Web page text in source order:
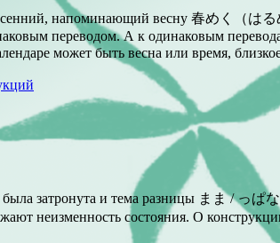
напоминающий весну 春めく（はる
переводом. А к одинаковым
может быть весна или время,
затронута и тема разницы まま / っぱ
неизменность состояния. О